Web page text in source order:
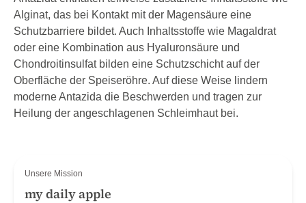
Alginat, das bei Kontakt mit der Magensäure eine
Schutzbarriere bildet. Auch Inhaltsstoffe wie Magaldrat
oder eine Kombination aus Hyaluronsäure und
Chondroitinsulfat bilden eine Schutzschicht auf der
Oberfläche der Speiseröhre. Auf diese Weise lindern
moderne Antazida die Beschwerden und tragen zur
Heilung der angeschlagenen Schleimhaut bei.
Unsere Mission
my daily apple